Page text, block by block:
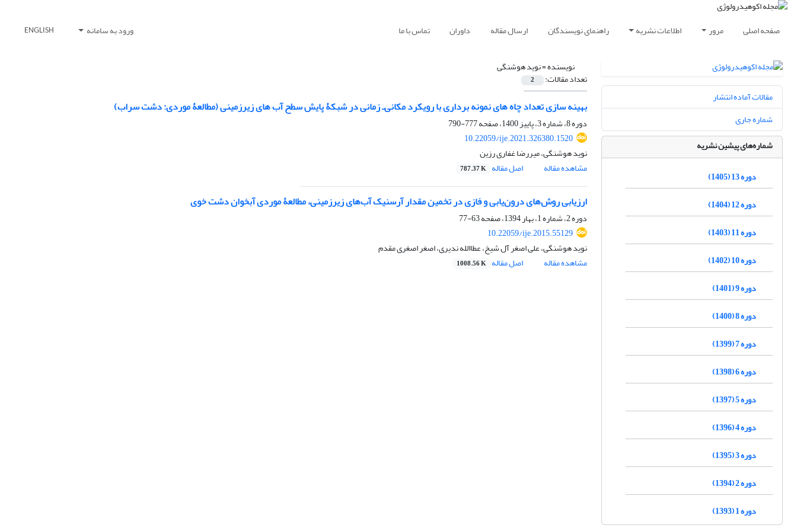
صفحه اصلی مرور اطلاعات نشریه راهنمای نویسندگان ارسال مقاله داوران تماس با ما ورود به سامانه ENGLISH
نویسنده =نوید هوشنگی
تعداد مقالات: 2
بهینه‏ سازی تعداد چاه ‏های نمونه ‏برداری با رویکرد مکانی‌ـ زمانی در شبکۀ پایش سطح آب‏ های زیرزمینی (مطالعۀ موردی: دشت سراب)
دوره 8، شماره 3، پاییز 1400، صفحه
777-790
10.22059/ije.2021.326380.1520
نوید هوشنگی، میررضا غفاری رزین
مشاهده مقاله
اصل مقاله 787.37 K
ارزیابی روش‌های درون‌یابی و فازی در تخمین مقدار آرسنیک آب‌های زیرزمینی، مطالعۀ موردی آبخوان دشت خوی
دوره 2، شماره 1، بهار 1394، صفحه
63-77
10.22059/ije.2015.55129
نوید هوشنگی، علی اصغر آل شیخ، عطاالله ندیری، اصغر اصغری مقدم
مشاهده مقاله
اصل مقاله 1008.56 K
مقالات آماده انتشار
شماره جاری
شماره‌های پیشین نشریه
دوره 13 (1405)
دوره 12 (1404)
دوره 11 (1403)
دوره 10 (1402)
دوره 9 (1401)
دوره 8 (1400)
دوره 7 (1399)
دوره 6 (1398)
دوره 5 (1397)
دوره 4 (1396)
دوره 3 (1395)
دوره 2 (1394)
دوره 1 (1393)